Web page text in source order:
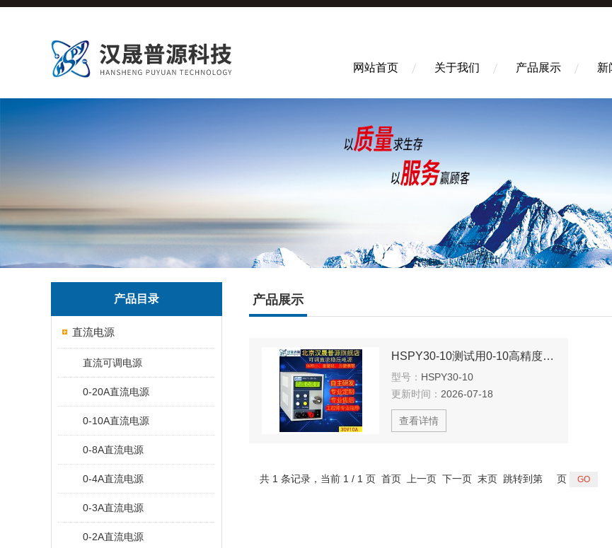
网站首页 关于我们 产品展示 新
产品目录
直流电源
直流可调电源
0-20A直流电源
0-10A直流电源
0-8A直流电源
0-4A直流电源
0-3A直流电源
0-2A直流电源
产品展示
HSPY30-10测试用0-10高精度程控直流稳压电源
型号： HSPY30-10
更新时间： 2026-07-18
查看详情
共 1 条记录，当前 1 / 1 页 首页 上一页 下一页 末页 跳转到第 页